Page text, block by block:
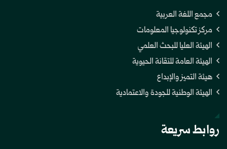
مجمع اللغة العربية
مركز تكنولوجيا المعلومات
الهيئة العليا للبحث العلمي
الهيئة العامة للتقانة الحيوية
هيئة التميز والإبداع
الهيئة الوطنية للجودة والاعتمادية
روابط سريعة